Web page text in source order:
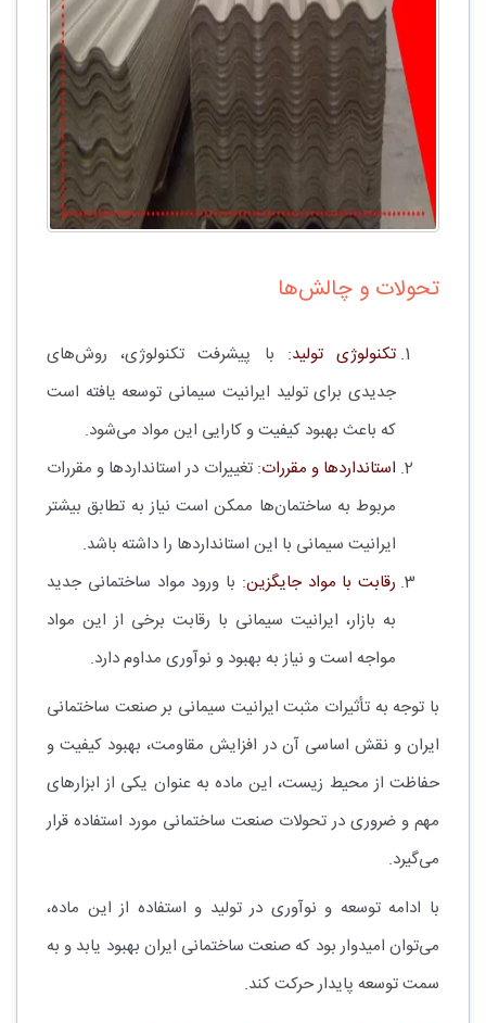
تحولات و چالش‌ها
تکنولوژی تولید: با پیشرفت تکنولوژی، روش‌های
جدیدی برای تولید ایرانیت سیمانی توسعه یافته است
که باعث بهبود کیفیت و کارایی این مواد می‌شود.
استانداردها و مقررات: تغییرات در استانداردها و مقررات
مربوط به ساختمان‌ها ممکن است نیاز به تطابق بیشتر
ایرانیت سیمانی با این استانداردها را داشته باشد.
رقابت با مواد جایگزین: با ورود مواد ساختمانی جدید
به بازار، ایرانیت سیمانی با رقابت برخی از این مواد
مواجه است و نیاز به بهبود و نوآوری مداوم دارد.
با توجه به تأثیرات مثبت ایرانیت سیمانی بر صنعت ساختمانی
ایران و نقش اساسی آن در افزایش مقاومت، بهبود کیفیت و
حفاظت از محیط زیست، این ماده به عنوان یکی از ابزارهای
مهم و ضروری در تحولات صنعت ساختمانی مورد استفاده قرار
می‌گیرد.
با ادامه توسعه و نوآوری در تولید و استفاده از این ماده،
می‌توان امیدوار بود که صنعت ساختمانی ایران بهبود یابد و به
سمت توسعه پایدار حرکت کند.